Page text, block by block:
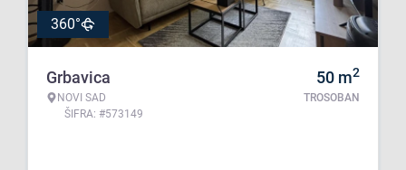
360°
Grbavica
NOVI SAD
ŠIFRA: #573149
50 m2
TROSOBAN